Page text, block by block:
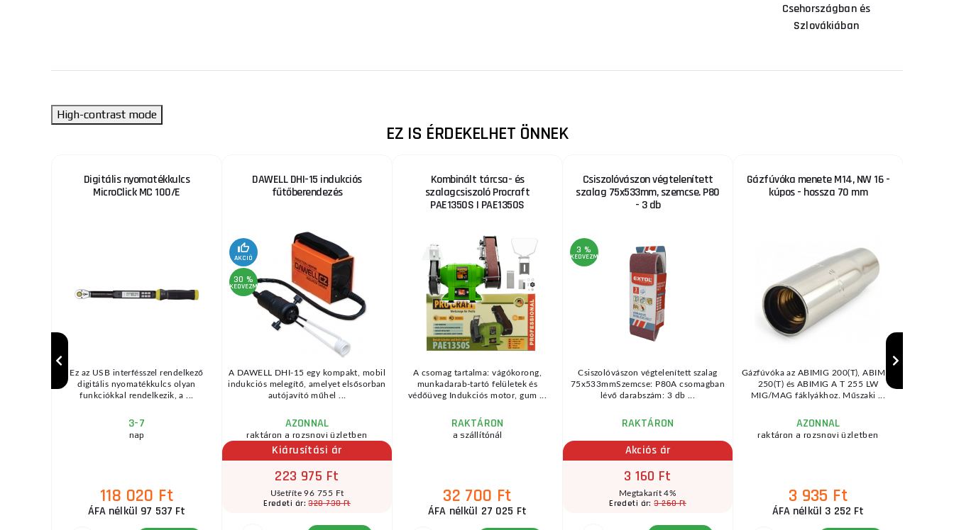
Csehországban és
Szlovákiában
High-contrast mode
EZ IS ÉRDEKELHET ÖNNEK
Digitális nyomatékkulcs
MicroClick MC 100/E
Ez az USB interfésszel rendelkező
digitális nyomatékkulcs olyan
funkciókkal rendelkezik, a ...
3-7
nap
118 020 Ft
ÁFA nélkül 97 537 Ft
DAWELL DHI-15 indukciós
fűtőberendezés
AKCIÓ
30 %
KEDVEZMÉNY
A DAWELL DHI-15 egy kompakt, mobil
indukciós melegítő, amelyet elsősorban
autójavító műhel ...
AZONNAL
raktáron a rozsnovi üzletben
Kiárusítási ár
223 975 Ft
Ušetříte 96 755 Ft
Eredeti ár:320 730 Ft
Kombinált tárcsa- és
szalagcsiszoló Procraft
PAE1350S | PAE1350S
A csomag tartalma: vágókorong,
munkadarab-tartó felületek és
védőüveg Indukciós motor, gum ...
RAKTÁRON
a szállítónál
32 700 Ft
ÁFA nélkül 27 025 Ft
Csiszolóvászon végtelenített
szalag 75x533mm, szemcse. P80
- 3 db
3 %
KEDVEZMÉNY
Csiszolóvászon végtelenített szalag
75x533mmSzemcse: P80A csomagban
lévő darabszám: 3 db ...
RAKTÁRON
Akciós ár
3 160 Ft
Megtakarít 4%
Eredeti ár:3 260 Ft
Gázfúvóka menete M14, NW 16 -
kúpos - hossza 70 mm
Gázfúvóka az ABIMIG 200(T), ABIMIG
250(T) és ABIMIG A T 255 LW
MIG/MAG fáklyákhoz. Műszaki ...
AZONNAL
raktáron a rozsnovi üzletben
3 935 Ft
ÁFA nélkül 3 252 Ft